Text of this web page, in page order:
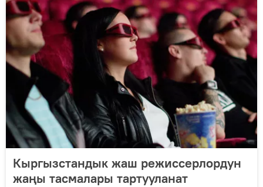
Кыргызстандык жаш режиссерлордун
жаңы тасмалары тартууланат